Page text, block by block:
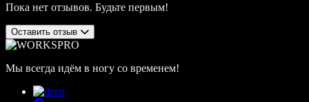
Пока нет отзывов. Будьте первым!
Оставить отзыв
Мы всегда идём в ногу со временем!